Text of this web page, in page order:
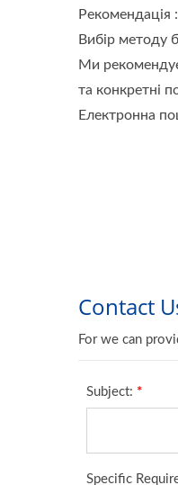
Рекомендація :
Вибір методу
Ми
та конкретні
Електронна